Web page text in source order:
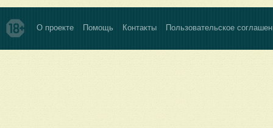
О проекте Помощь Контакты Пользовательское